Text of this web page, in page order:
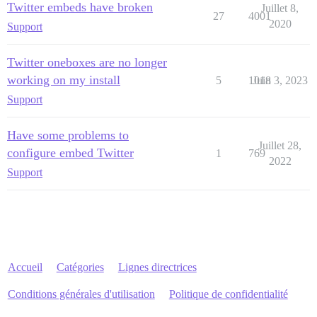
Twitter embeds have broken
Support
27 4001
Juillet 8,
2020
Twitter oneboxes are no longer
working on my install
Support
5 1018
Juin 3, 2023
Have some problems to
configure embed Twitter
Support
1 769
Juillet 28,
2022
Accueil Catégories Lignes directrices
Conditions générales d'utilisation Politique de confidentialité